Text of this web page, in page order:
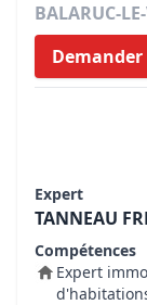
BALARUC-
Expert
TANNEAU
Compétences
Expert